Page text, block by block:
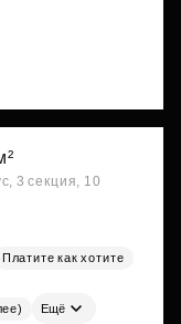
3 секция, 10
Платите как хотите
Ещё